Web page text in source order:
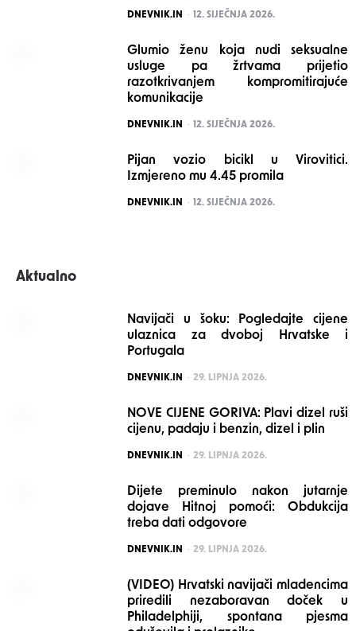
POSTED
DNEVNIK.IN 12. SIJEČNJA 2026.
Glumio ženu koja nudi seksualne
usluge pa žrtvama prijetio
razotkrivanjem kompromitirajuće
komunikacije
POSTED
DNEVNIK.IN 12. SIJEČNJA 2026.
Pijan vozio bicikl u Virovitici.
Izmjereno mu 4.45 promila
POSTED
DNEVNIK.IN 12. SIJEČNJA 2026.
Aktualno
Navijači u šoku: Pogledajte cijene
ulaznica za dvoboj Hrvatske i
Portugala
POSTED
DNEVNIK.IN 29. LIPNJA 2026.
NOVE CIJENE GORIVA: Plavi dizel ruši
cijenu, padaju i benzin, dizel i plin
POSTED
DNEVNIK.IN 29. LIPNJA 2026.
Dijete preminulo nakon jutarnje
dojave Hitnoj pomoći: Obdukcija
treba dati odgovore
POSTED
DNEVNIK.IN 29. LIPNJA 2026.
(VIDEO) Hrvatski navijači mladencima
priredili nezaboravan doček u
Philadelphiji, spontana pjesma